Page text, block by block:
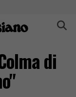
di